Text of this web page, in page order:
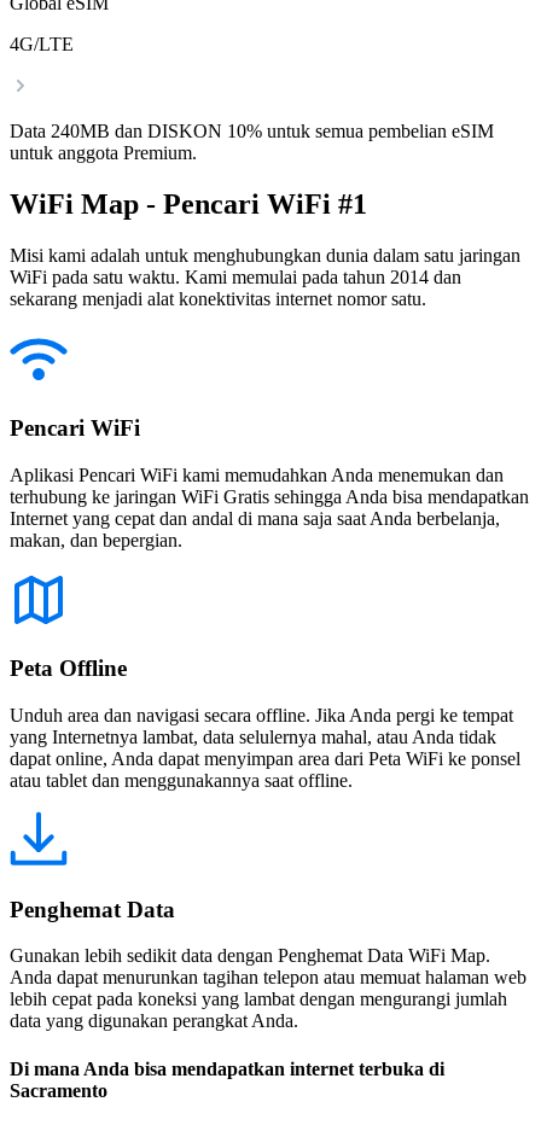
4G/LTE
Data 240MB dan DISKON 10% untuk semua pembelian eSIM
untuk anggota Premium.
WiFi Map - Pencari WiFi #1
Misi kami adalah untuk menghubungkan dunia dalam satu jaringan
WiFi pada satu waktu. Kami memulai pada tahun 2014 dan
sekarang menjadi alat konektivitas internet nomor satu.
Pencari WiFi
Aplikasi Pencari WiFi kami memudahkan Anda menemukan dan
terhubung ke jaringan WiFi Gratis sehingga Anda bisa mendapatkan
Internet yang cepat dan andal di mana saja saat Anda berbelanja,
makan, dan bepergian.
Peta Offline
Unduh area dan navigasi secara offline. Jika Anda pergi ke tempat
yang Internetnya lambat, data selulernya mahal, atau Anda tidak
dapat online, Anda dapat menyimpan area dari Peta WiFi ke ponsel
atau tablet dan menggunakannya saat offline.
Penghemat Data
Gunakan lebih sedikit data dengan Penghemat Data WiFi Map.
Anda dapat menurunkan tagihan telepon atau memuat halaman web
lebih cepat pada koneksi yang lambat dengan mengurangi jumlah
data yang digunakan perangkat Anda.
Di mana Anda bisa mendapatkan internet terbuka di
Sacramento